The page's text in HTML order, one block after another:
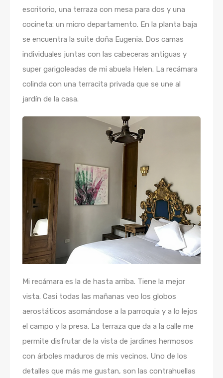
escritorio, una terraza con mesa para dos y una
cocineta: un micro departamento. En la planta baja
se encuentra la suite doña Eugenia. Dos camas
individuales juntas con las cabeceras antiguas y
super garigoleadas de mi abuela Helen. La recámara
colinda con una terracita privada que se une al
jardín de la casa.
Mi recámara es la de hasta arriba. Tiene la mejor
vista. Casi todas las mañanas veo los globos
aerostáticos asomándose a la parroquia y a lo lejos
el campo y la presa. La terraza que da a la calle me
permite disfrutar de la vista de jardines hermosos
con árboles maduros de mis vecinos. Uno de los
detalles que más me gustan, son las contrahuellas